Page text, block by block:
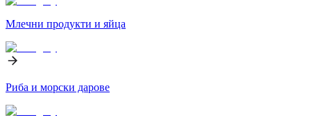
Млечни продукти и яйца
Риба и морски дарове